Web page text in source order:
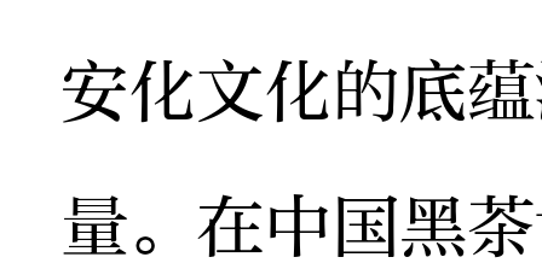
安化文化的底
量。在中国黑